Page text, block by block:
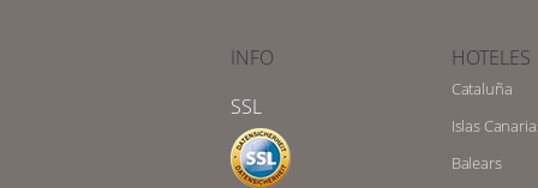
INFO
SSL
HOTELES
Cataluña
Islas
Balears